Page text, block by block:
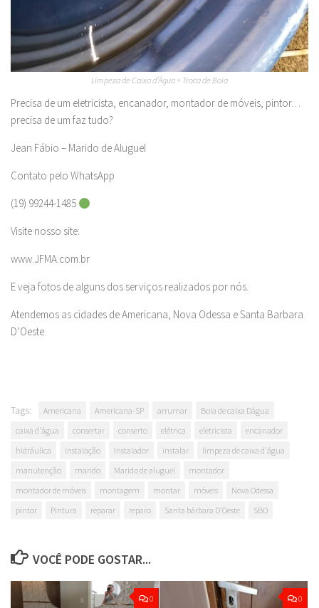
Limpeza de Caixa d’Água + Troca de Boia
Precisa de um eletricista, encanador, montador de móveis, pintor…
precisa de um faz tudo?
Jean Fábio – Marido de Aluguel
Contato pelo WhatsApp
(19) 99244-1485
Visite nosso site:
www.JFMA.com.br
E veja fotos de alguns dos serviços realizados por nós.
Atendemos as cidades de Americana, Nova Odessa e Santa Barbara
D’Oeste.
Tags: Americana Americana-SP arrumar
Boia de caixa Dágua
caixa d'água
consertar conserto elétrica eletricista
encanador
hidráulica
instalação Instalador instalar
limpeza de caixa d'água
manutenção
marido Marido de aluguel
montador
montador de móveis
montagem montar móveis
Nova Odessa
pintor
Pintura reparar reparo Santa bárbara D'Oeste SBO
VOCÊ PODE GOSTAR...
0 0